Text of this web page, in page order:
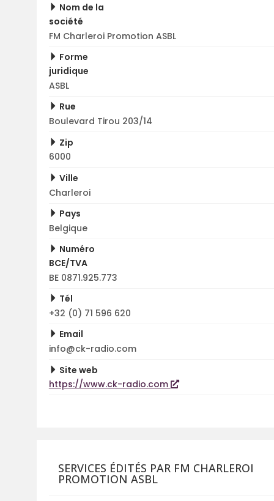
Nom de la
société
FM Charleroi Promotion ASBL
Forme
juridique
ASBL
Rue
Boulevard Tirou 203/14
Zip
6000
Ville
Charleroi
Pays
Belgique
Numéro
BCE/TVA
BE 0871.925.773
Tél
+32 (0) 71 596 620
Email
info@ck-radio.com
Site web
https://www.ck-radio.com
SERVICES ÉDITÉS PAR FM CHARLEROI
PROMOTION ASBL